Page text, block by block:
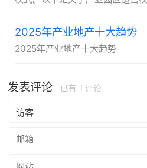
2025年产业地产十大趋势
2025年产业地产十大趋势
发表评论 已有 1 评论